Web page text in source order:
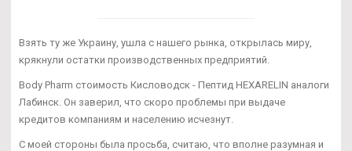
Взять ту же Украину, ушла с нашего рынка, открылась миру,
крякнули остатки производственных предприятий.
Body Pharm стоимость Кисловодск - Пептид HEXARELIN аналоги
Лабинск. Он заверил, что скоро проблемы при выдаче
кредитов компаниям и населению исчезнут.
С моей стороны была просьба, считаю, что вполне разумная и